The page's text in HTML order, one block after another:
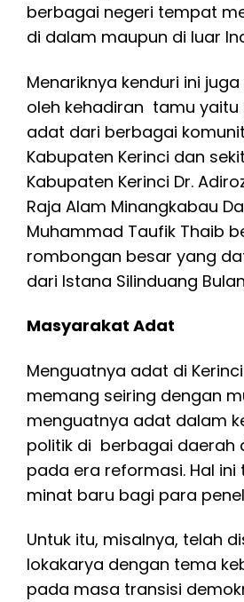
berbagai negeri tempat
di dalam maupun di luar
Menariknya kenduri ini
oleh kehadiran tamu
adat dari berbagai
Kabupaten Kerinci dan
Kabupaten Kerinci Dr.
Raja Alam Minangkabau
Muhammad Taufik Thaib
rombongan besar yang
dari Istana Silinduang
Masyarakat Adat
Menguatnya adat di Kerinci
memang seiring dengan
menguatnya adat dalam
politik di berbagai daerah
pada era reformasi. Hal ini
minat baru bagi para
Untuk itu, misalnya, telah
lokakarya dengan tema
pada masa transisi